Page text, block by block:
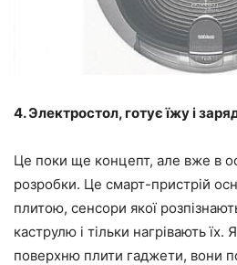
4. Электростол, готує їжу і
Це поки ще концепт, але вже в
розробки. Це смарт-пристрій
плитою, сенсори якої
каструлю і тільки нагрівають
поверхню плити гаджети, вони